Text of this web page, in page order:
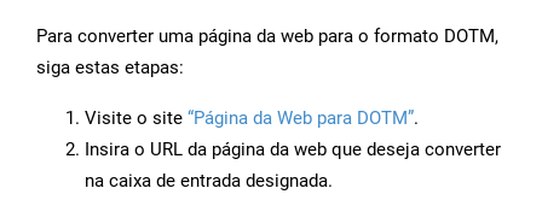
Para converter uma página da web para o formato DOTM,
siga estas etapas:
Visite o site “Página da Web para DOTM”.
Insira o URL da página da web que deseja converter
na caixa de entrada designada.